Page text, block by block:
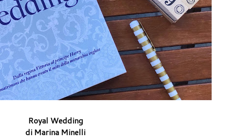
Royal Wedding
di Marina Minelli